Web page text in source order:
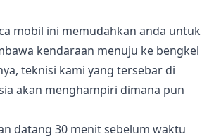
mobil ini memudahkan anda untuk
kendaraan menuju ke bengkel
teknisi kami yang tersebar di
akan menghampiri dimana pun
datang 30 menit sebelum waktu